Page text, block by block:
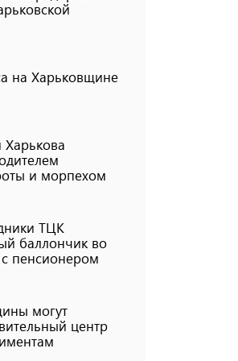
на Харьковщине
Харькова
и морпехом
ТЦК
баллончик во
пенсионером
могут
центр